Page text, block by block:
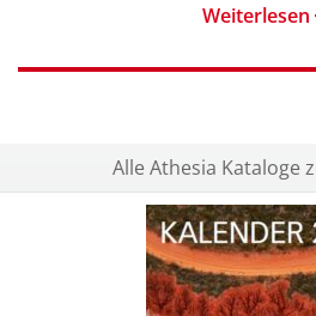
Weiterlesen
Alle Athesia Kataloge